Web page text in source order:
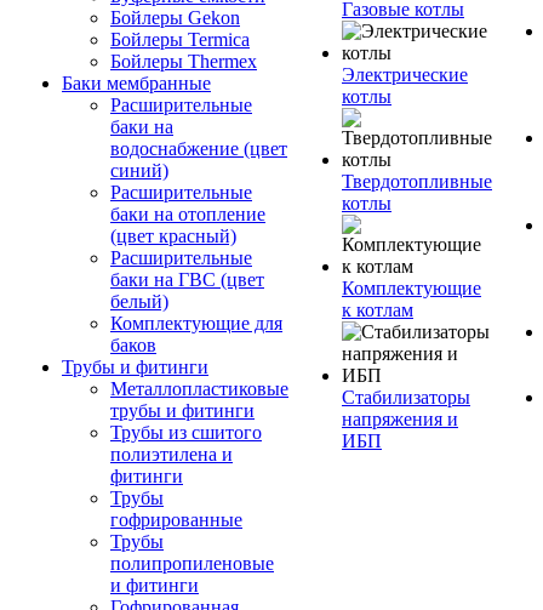
Бойлеры Gekon
Бойлеры Termica
Бойлеры Thermex
Баки мембранные
Расширительные
баки на
водоснабжение (цвет
синий)
Расширительные
баки на отопление
(цвет красный)
Расширительные
баки на ГВС (цвет
белый)
Комплектующие для
баков
Трубы и фитинги
Металлопластиковые
трубы и фитинги
Трубы из сшитого
полиэтилена и
фитинги
Трубы
гофрированные
Трубы
полипропиленовые
и фитинги
Газовые котлы
Электрические
котлы
Твердотопливные
котлы
Комплектующие
к котлам
Стабилизаторы
напряжения и
ИБП